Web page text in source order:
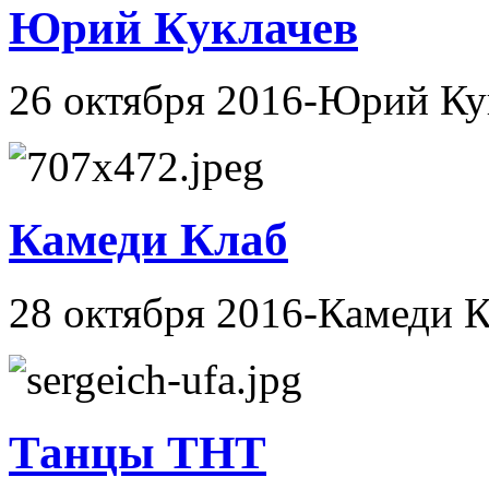
Юрий Куклачев
26 октября 2016-Юрий
Камеди Клаб
28 октября 2016-Камеди
Танцы ТНТ